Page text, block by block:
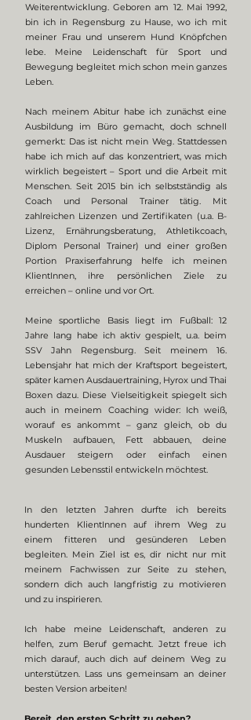
Weiterentwicklung. Geboren am 12. Mai 1992,
bin ich in Regensburg zu Hause, wo ich mit
meiner Frau und unserem Hund Knöpfchen
lebe. Meine Leidenschaft für Sport und
Bewegung begleitet mich schon mein ganzes
Leben.
Nach meinem Abitur habe ich zunächst eine
Ausbildung im Büro gemacht, doch schnell
gemerkt: Das ist nicht mein Weg. Stattdessen
habe ich mich auf das konzentriert, was mich
wirklich begeistert – Sport und die Arbeit mit
Menschen. Seit 2015 bin ich selbstständig als
Coach und Personal Trainer tätig. Mit
zahlreichen Lizenzen und Zertifikaten (u.a. B-
Lizenz, Ernährungsberatung, Athletikcoach,
Diplom Personal Trainer) und einer großen
Portion Praxiserfahrung helfe ich meinen
KlientInnen, ihre persönlichen Ziele zu
erreichen – online und vor Ort.
Meine sportliche Basis liegt im Fußball: 12
Jahre lang habe ich aktiv gespielt, u.a. beim
SSV Jahn Regensburg. Seit meinem 16.
Lebensjahr hat mich der Kraftsport begeistert,
später kamen Ausdauertraining, Hyrox und Thai
Boxen dazu. Diese Vielseitigkeit spiegelt sich
auch in meinem Coaching wider: Ich weiß,
worauf es ankommt – ganz gleich, ob du
Muskeln aufbauen, Fett abbauen, deine
Ausdauer steigern oder einfach einen
gesunden Lebensstil entwickeln möchtest.
In den letzten Jahren durfte ich bereits
hunderten KlientInnen auf ihrem Weg zu
einem fitteren und gesünderen Leben
begleiten. Mein Ziel ist es, dir nicht nur mit
meinem Fachwissen zur Seite zu stehen,
sondern dich auch langfristig zu motivieren
und zu inspirieren.
Ich habe meine Leidenschaft, anderen zu
helfen, zum Beruf gemacht. Jetzt freue ich
mich darauf, auch dich auf deinem Weg zu
unterstützen. Lass uns gemeinsam an deiner
besten Version arbeiten!